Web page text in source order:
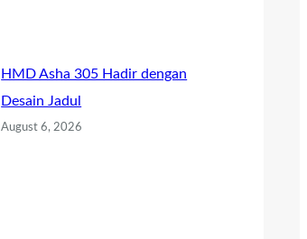
HMD Asha 305 Hadir dengan
Desain Jadul
August 6, 2026